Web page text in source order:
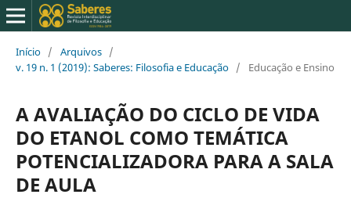
Início / Arquivos /
v. 19 n. 1 (2019): Saberes: Filosofia e Educação / Educação e Ensino
A AVALIAÇÃO DO CICLO DE VIDA
DO ETANOL COMO TEMÁTICA
POTENCIALIZADORA PARA A SALA
DE AULA